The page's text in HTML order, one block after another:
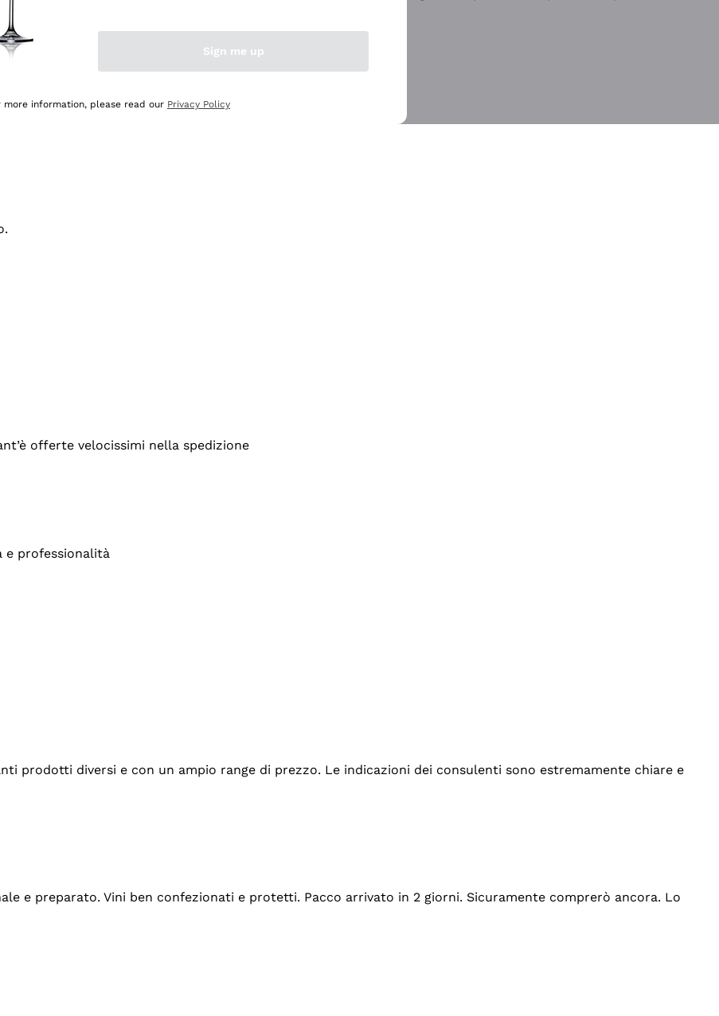
e lo consiglio! 👍
offerte velocissimi nella spedizione
e professionalità
prodotti diversi e con un ampio range di prezzo. Le indicazioni dei consulenti sono estremamente chiare e
e preparato. Vini ben confezionati e protetti. Pacco arrivato in 2 giorni. Sicuramente comprerò ancora. Lo
Sign me up
more information, please read our Privacy Policy